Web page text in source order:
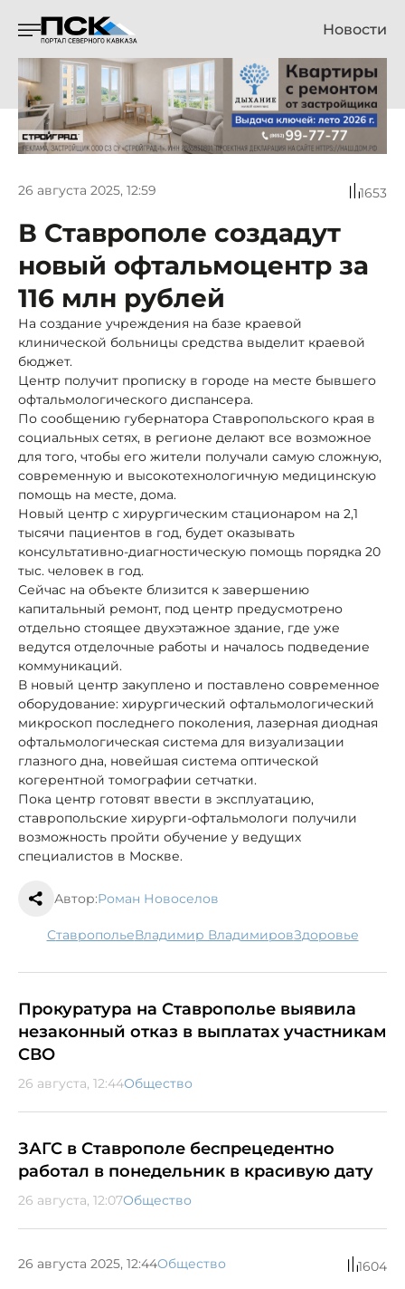
Новости
26 августа 2025, 12:59 1653
В Ставрополе создадут
новый офтальмоцентр за
116 млн рублей
На создание учреждения на базе краевой
клинической больницы средства выделит краевой
бюджет.
Центр получит прописку в городе на месте бывшего
офтальмологического диспансера.
По сообщению губернатора Ставропольского края в
социальных сетях, в регионе делают все возможное
для того, чтобы его жители получали самую сложную,
современную и высокотехнологичную медицинскую
помощь на месте, дома.
Новый центр с хирургическим стационаром на 2,1
тысячи пациентов в год, будет оказывать
консультативно-диагностическую помощь порядка 20
тыс. человек в год.
Сейчас на объекте близится к завершению
капитальный ремонт, под центр предусмотрено
отдельно стоящее двухэтажное здание, где уже
ведутся отделочные работы и началось подведение
коммуникаций.
В новый центр закуплено и поставлено современное
оборудование: хирургический офтальмологический
микроскоп последнего поколения, лазерная диодная
офтальмологическая система для визуализации
глазного дна, новейшая система оптической
когерентной томографии сетчатки.
Пока центр готовят ввести в эксплуатацию,
ставропольские хирурги-офтальмологи получили
возможность пройти обучение у ведущих
специалистов в Москве.
Автор:Роман Новоселов
Ставрополье Владимир Владимиров здоровье
Прокуратура на Ставрополье выявила
незаконный отказ в выплатах участникам
СВО
26 августа, 12:44Общество
ЗАГС в Ставрополе беспрецедентно
работал в понедельник в красивую дату
26 августа, 12:07Общество
26 августа 2025, 12:44Общество 1604